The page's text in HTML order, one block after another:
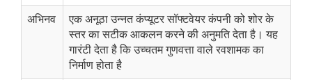
अभिनव
एक अनूठा उन्नत कंप्यूटर सॉफ्टवेयर कंपनी को शोर के
स्तर का सटीक आकलन करने की अनुमति देता है। यह
गारंटी देता है कि उच्चतम गुणवत्ता वाले रवशामक का
निर्माण होता है